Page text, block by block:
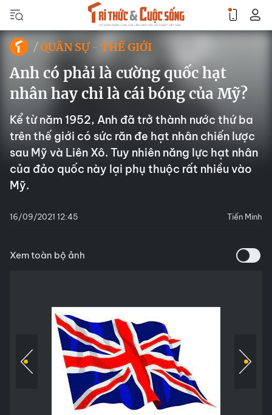
QUÂN SỰ - THẾ GIỚI
Anh có phải là cường quốc hạt
nhân hay chỉ là cái bóng của Mỹ?
Kể từ năm 1952, Anh đã trở thành nước thứ ba
trên thế giới có sức răn đe hạt nhân chiến lược
sau Mỹ và Liên Xô. Tuy nhiên năng lực hạt nhân
của đảo quốc này lại phụ thuộc rất nhiều vào
Mỹ.
16/09/2021 12:45 Tiến Minh
Xem toàn bộ ảnh